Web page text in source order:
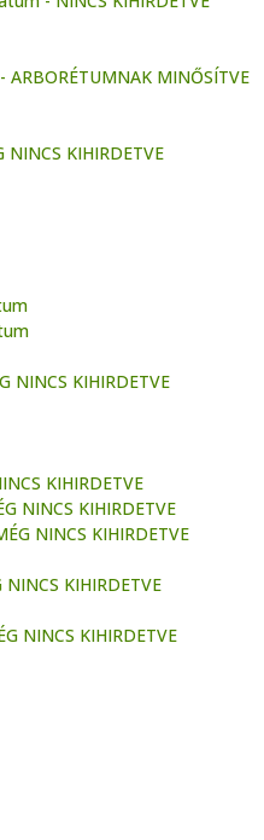
MINŐSÍTVE
KIHIRDETVE
NINCS KIHIRDETVE
KIHIRDETVE
NINCS KIHIRDETVE
NINCS KIHIRDETVE
KIHIRDETVE
NINCS KIHIRDETVE